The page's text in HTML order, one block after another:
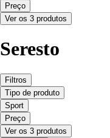
Preço
Ver os 3 produtos
Seresto
Filtros
Tipo de produto
Sport
Preço
Ver os 3 produtos